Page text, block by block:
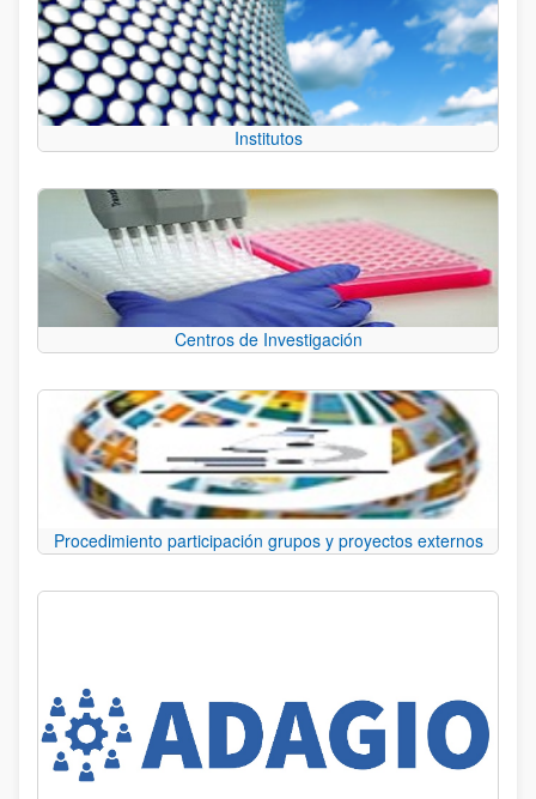
Institutos
Centros de Investigación
Procedimiento participación grupos y proyectos externos